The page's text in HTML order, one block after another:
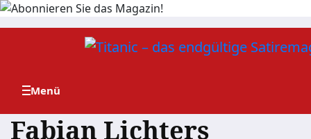
Zum
Fabian Lichters